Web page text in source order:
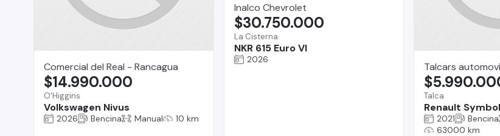
Comercial del Real - Rancagua
O'Higgins
Volkswagen Nivus
$14.990.000
2026 Bencina Manual 10 km
Inalco Chevrolet
La Cisterna
NKR 615 Euro VI
$30.750.000
2026
Talcars
Talca
Renault Symbol
2021 Bencina
63000 km